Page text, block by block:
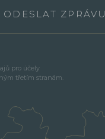
ODESLAT ZPRÁVU
pro účely
třetím stranám.